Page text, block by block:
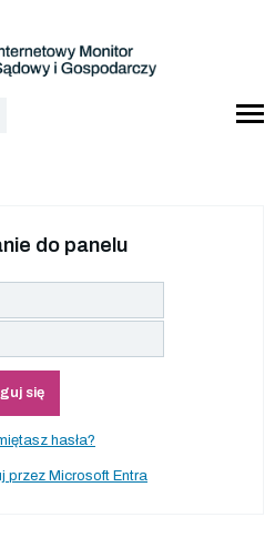
do panelu
się
hasła?
przez Microsoft Entra